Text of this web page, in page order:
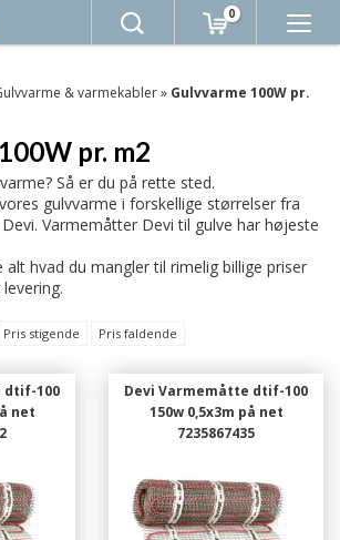
0
& varmekabler» Gulvvarme 100W pr.
pr. m2
Så er du på rette sted.
gulvvarme i forskellige størrelser fra
Varmemåtter Devi til gulve har højeste
alt hvad du mangler til rimelig billige priser
Pris stigende Pris faldende
dtif-100
net
Devi Varmemåtte dtif-100
150w 0,5x3m på net
7235867435